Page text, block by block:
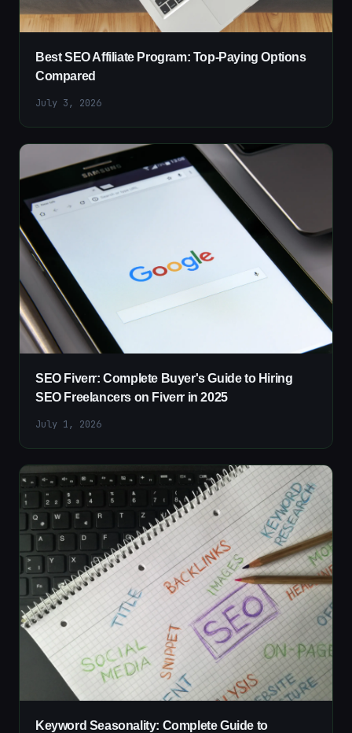
Best SEO Affiliate Program: Top-Paying Options
Compared
July 3, 2026
SEO Fiverr: Complete Buyer's Guide to Hiring
SEO Freelancers on Fiverr in 2025
July 1, 2026
Keyword Seasonality: Complete Guide to